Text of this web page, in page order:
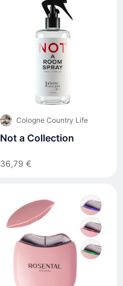
Cologne Country Life
Not a Collection
36,79 €